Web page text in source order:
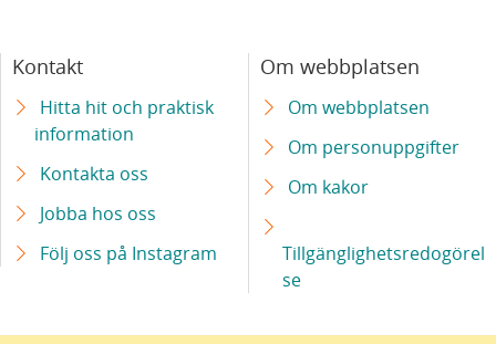
Kontakt
Hitta hit och praktisk
information
Kontakta oss
Jobba hos oss
Följ oss på Instagram
Om webbplatsen
Om webbplatsen
Om personuppgifter
Om kakor
Tillgänglighetsredogörel
se